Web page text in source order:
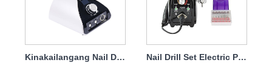
Kinakailangang Nail Drill Set Electric 65w 35000rpm Nail Drill Set Electric Para Magtanggal ng Dip 65w 35000rpm